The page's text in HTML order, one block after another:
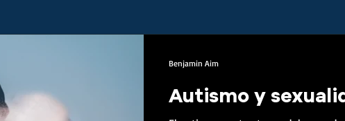
Autismo y
Benjamin Aim